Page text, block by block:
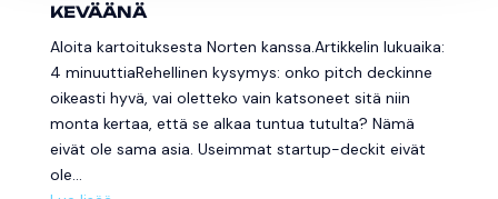
KEVÄÄNÄ
Aloita kartoituksesta Norten kanssa.Artikkelin lukuaika:
4 minuuttiaRehellinen kysymys: onko pitch deckinne
oikeasti hyvä, vai oletteko vain katsoneet sitä niin
monta kertaa, että se alkaa tuntua tutulta? Nämä
eivät ole sama asia. Useimmat startup-deckit eivät
ole...